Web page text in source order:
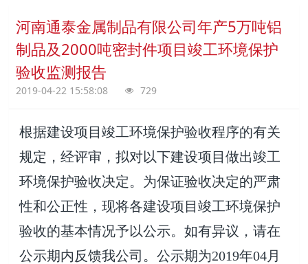
河南通泰金属制品有限公司年产5万吨铝
制品及2000吨密封件项目竣工环境保护
验收监测报告
2019-04-22 15:58:08 729
根据建设项目竣工环境保护验收程序的有关
规定，经评审，拟对以下建设项目做出竣工
环境保护验收决定。为保证验收决定的严肃
性和公正性，现将各建设项目竣工环境保护
验收的基本情况予以公示。如有异议，请在
公示期内反馈我公司。公示期为2019年04月